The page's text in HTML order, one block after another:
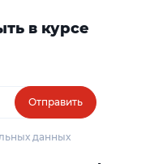
в курсе
Отправить
данных